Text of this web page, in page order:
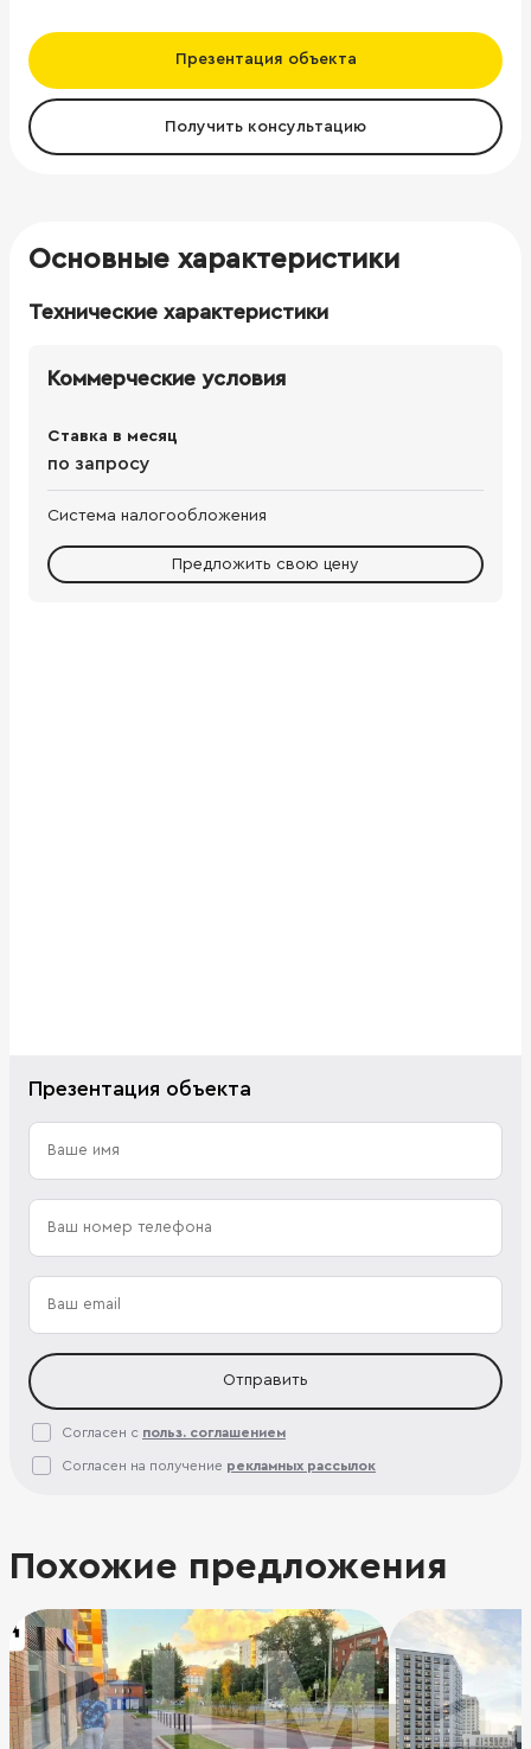
Презентация объекта
Получить консультацию
Основные характеристики
Технические характеристики
Коммерческие условия
Ставка в месяц
по запросу
Система налогообложения
Предложить свою цену
Презентация объекта
Отправить
Согласен с польз. соглашением
Согласен на получение рекламных рассылок
Похожие предложения